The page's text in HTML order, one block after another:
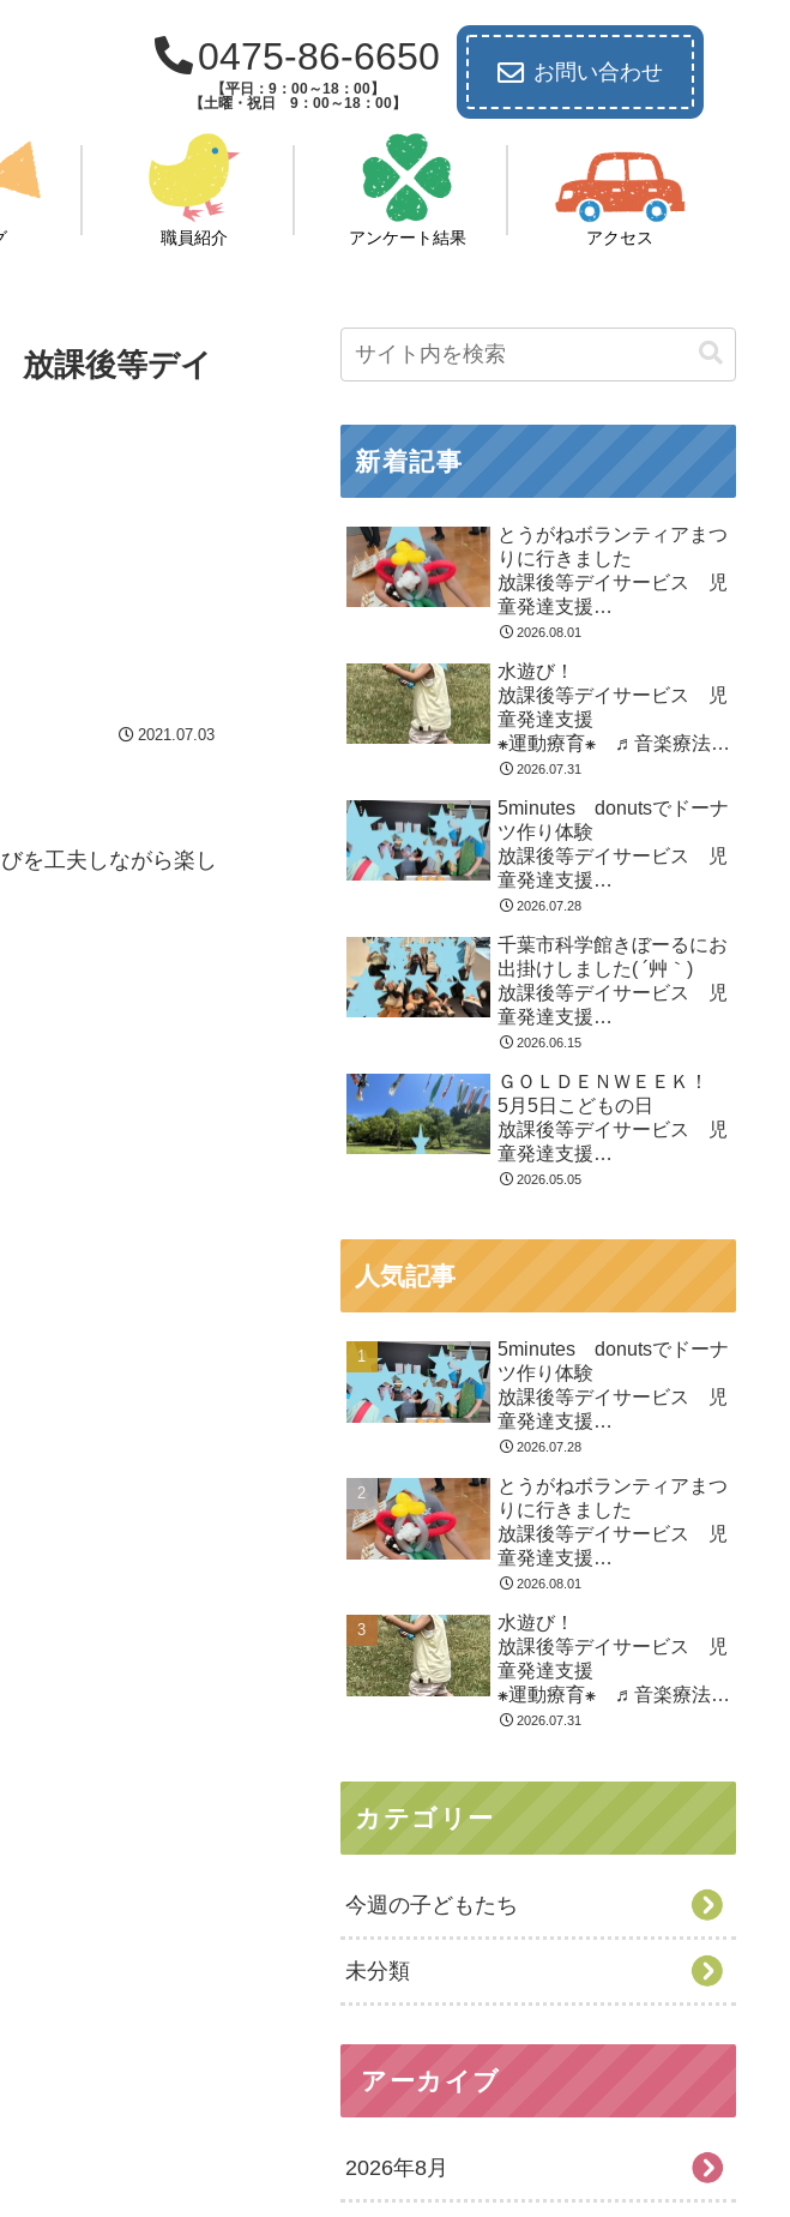
0475-86-6650
【平日：9：00～18：00】
【土曜・祝日 9：00～18：00】
お問い合わせ
職員紹介 アンケート結果 アクセス
課後等デイ
2021.07.03
を工夫しながら楽し
新着記事
とうがねボランティアまつ
りに行きました
放課後等デイサービス 児
童発達支援
⁕運動療育⁕ ♬音楽療法♬
市
2026.08.01
水遊び！
放課後等デイサービス 児
童発達支援
⁕運動療育⁕ ♬音楽療法♬
東金市 九十九里町 山武
2026.07.31
5minutes donutsでドーナ
ツ作り体験
放課後等デイサービス 児
童発達支援
⁕運動療育⁕ ♬音楽療法♬
市
2026.07.28
千葉市科学館きぼーるにお
出掛けしました( ´艸｀)
放課後等デイサービス 児
童発達支援
⁕運動療育⁕ ♬音楽療法♬
市
2026.06.15
ＧＯＬＤＥＮＷＥＥＫ！
5月5日こどもの日
放課後等デイサービス 児
童発達支援
⁕運動療育⁕ ♬音楽療法♬
2026.05.05
人気記事
5minutes donutsでドーナ
ツ作り体験
放課後等デイサービス 児
童発達支援
⁕運動療育⁕ ♬音楽療法♬
市
2026.07.28
とうがねボランティアまつ
りに行きました
放課後等デイサービス 児
童発達支援
⁕運動療育⁕ ♬音楽療法♬
市
2026.08.01
水遊び！
放課後等デイサービス 児
童発達支援
⁕運動療育⁕ ♬音楽療法♬
東金市 九十九里町 山武
2026.07.31
カテゴリー
今週の子どもたち
未分類
アーカイブ
2026年8月